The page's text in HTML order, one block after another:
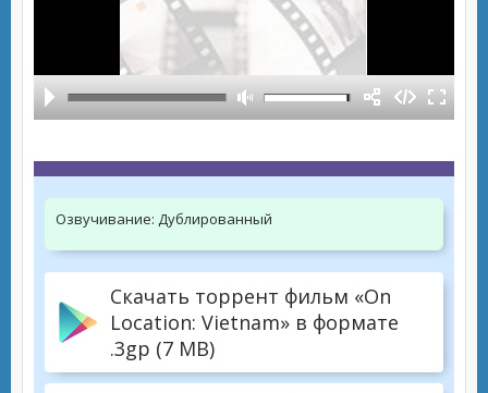
Озвучивание: Дублированный
Скачать торрент фильм «On
Location: Vietnam» в формате
.3gp (7 MB)